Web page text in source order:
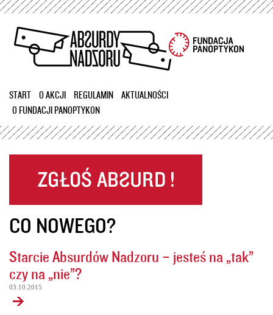
Przejdź
treści
START O AKCJI REGULAMIN
AKTUALNOŚCI
O FUNDACJI PANOPTYKON
CO NOWEGO?
Starcie Absurdów Nadzoru – jesteś na „tak”
czy na „nie”?
03.10.2015